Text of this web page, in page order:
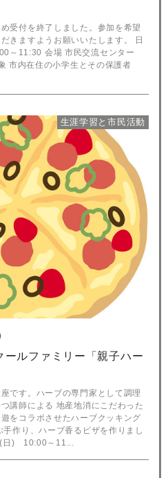
受付を終了しました。参加を希望
きますようお願いいたします。 日
～11:30 会場 市民交流センター
市内在住の小学生とその保護者
生涯学習と市民活動
ールファミリー「親子ハー
です。ハーブの専門家として調理
講師による 地産地消にこだわった
をコラボさせたハーブクッキング
作り、ハーブ香るピザを作りまし
(日) 10:00～11...